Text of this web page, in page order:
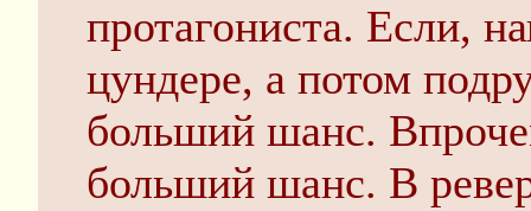
протагониста. Если,
цундере, а потом
больший шанс.
больший шанс. В